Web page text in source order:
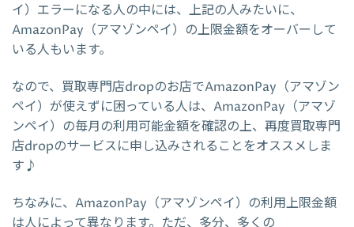
イ）エラーになる人の中には、上記の人みたいに、
AmazonPay（アマゾンペイ）の上限金額をオーバーして
いる人もいます。
なので、買取専門店dropのお店でAmazonPay（アマゾン
ペイ）が使えずに困っている人は、AmazonPay（アマゾ
ンペイ）の毎月の利用可能金額を確認の上、再度買取専門
店dropのサービスに申し込みされることをオススメしま
す♪
ちなみに、AmazonPay（アマゾンペイ）の利用上限金額
は人によって異なります。ただ、多分、多くの